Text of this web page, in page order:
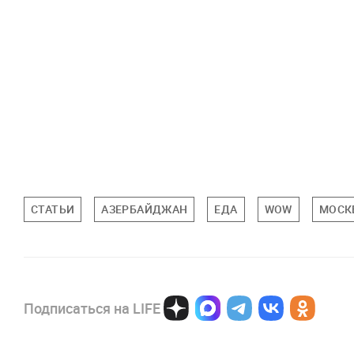
СТАТЬИ АЗЕРБАЙДЖАН ЕДА WOW
Подписаться на LIFE